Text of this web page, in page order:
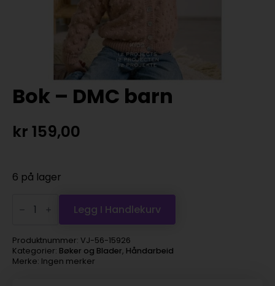
Bok – DMC barn
kr 159,00
6 på lager
antall
Legg I Handlekurv
Produktnummer: VJ-56-15926
Kategorier: Bøker og Blader, Håndarbeid
Merke: Ingen merker